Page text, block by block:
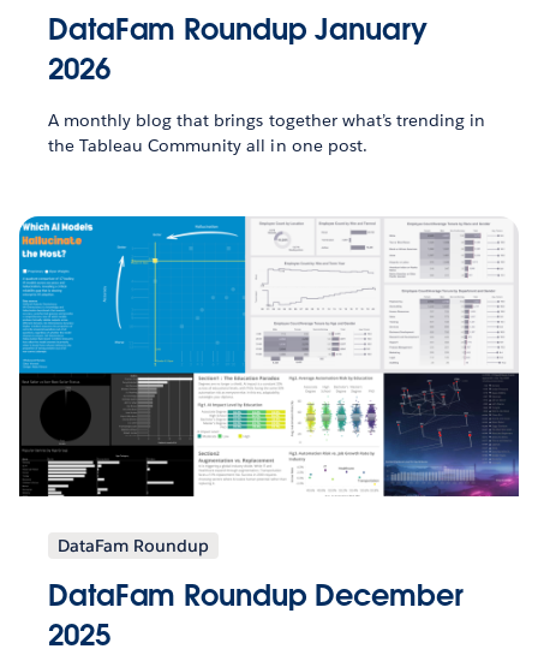
DataFam Roundup January
2026
A monthly blog that brings together what’s trending in
the Tableau Community all in one post.
DataFam Roundup
DataFam Roundup December
2025